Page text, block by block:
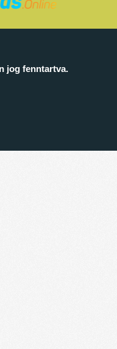
jog fenntartva.